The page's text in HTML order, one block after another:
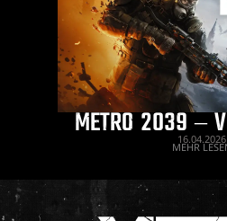
METRO 2039 –
16.04.2026
MEHR